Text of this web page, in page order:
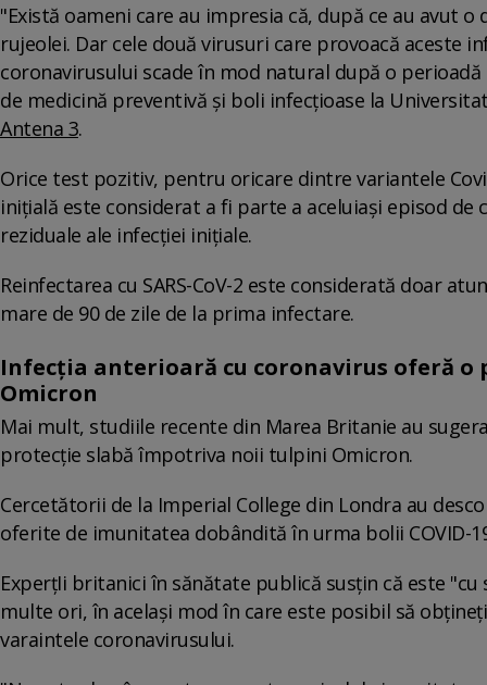
"Există oameni care au impresia că, după ce au avut
rujeolei. Dar cele două virusuri care provoacă
coronavirusului scade în mod natural după o
de medicină preventivă şi boli infecţioase la
Antena 3.
Orice test pozitiv, pentru oricare dintre variantele
iniţială este considerat a fi parte a aceluiaşi episod
reziduale ale infecţiei iniţiale.
Reinfectarea cu SARS-CoV-2 este considerată doar
mare de 90 de zile de la prima infectare.
Infecţia anterioară cu coronavirus oferă
Omicron
Mai mult, studiile recente din Marea Britanie au
protecţie slabă împotriva noii tulpini Omicron.
Cercetătorii de la Imperial College din Londra au
oferite de imunitatea dobândită în urma bolii COVID-
ExperţIi britanici în sănătate publică susţin că este
multe ori, în acelaşi mod în care este posibil să
varaintele coronavirusului.